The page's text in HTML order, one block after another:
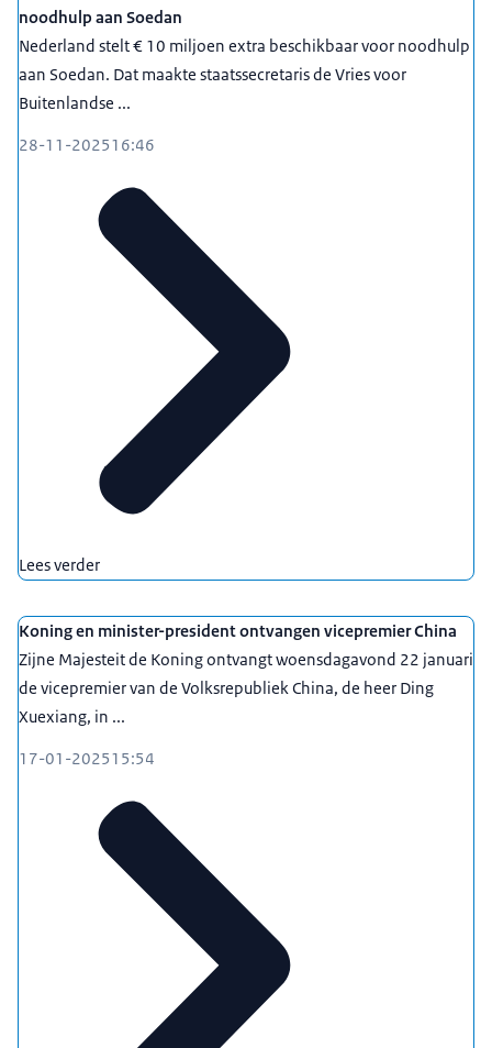
noodhulp aan Soedan
Nederland stelt € 10 miljoen extra beschikbaar voor noodhulp
aan Soedan. Dat maakte staatssecretaris de Vries voor
Buitenlandse ...
28-11-202516:46
Lees verder
Koning en minister-president ontvangen vicepremier China
Zijne Majesteit de Koning ontvangt woensdagavond 22 januari
de vicepremier van de Volksrepubliek China, de heer Ding
Xuexiang, in ...
17-01-202515:54